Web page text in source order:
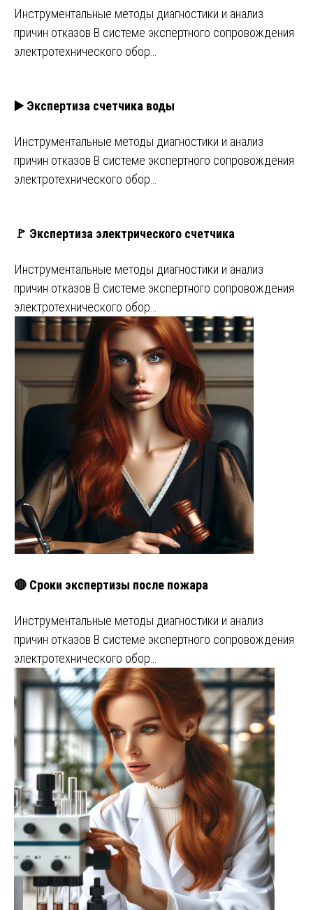
Инструментальные методы диагностики и анализ
причин отказов В системе экспертного сопровождения
электротехнического обор…
▶️ Экспертиза счетчика воды
Инструментальные методы диагностики и анализ
причин отказов В системе экспертного сопровождения
электротехнического обор…
🚩 Экспертиза электрического счетчика
Инструментальные методы диагностики и анализ
причин отказов В системе экспертного сопровождения
электротехнического обор…
🔴 Сроки экспертизы после пожара
Инструментальные методы диагностики и анализ
причин отказов В системе экспертного сопровождения
электротехнического обор…